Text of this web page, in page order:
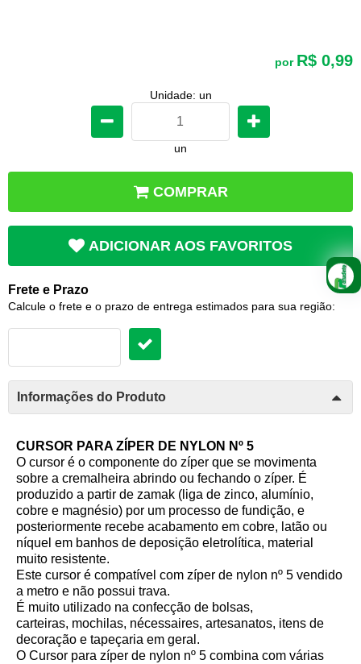
por R$ 0,99
Unidade: un
un
COMPRAR
ADICIONAR AOS FAVORITOS
Frete e Prazo
Calcule o frete e o prazo de entrega estimados para sua região:
Informações do Produto
CURSOR PARA ZÍPER DE NYLON Nº 5
O cursor é o componente do zíper que se movimenta
sobre a cremalheira abrindo ou fechando o zíper. É
produzido a partir de zamak (liga de zinco, alumínio,
cobre e magnésio) por um processo de fundição, e
posteriormente recebe acabamento em cobre, latão ou
níquel em banhos de deposição eletrolítica, material
muito resistente.
Este cursor é compatível com zíper de nylon nº 5 vendido
a metro e não possui trava.
É muito utilizado na confecção de bolsas,
carteiras, mochilas, nécessaires, artesanatos, itens de
decoração e tapeçaria em geral.
O Cursor para zíper de nylon nº 5 combina com várias